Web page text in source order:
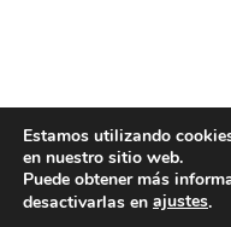
POLÍTICA DE COOKIES
Estamos utilizando
en nuestro sitio web.
Puede obtener más
desactivarlas en ajustes.